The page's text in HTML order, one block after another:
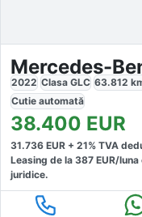
2022 Clasa GLC 63.812
Cutie automată
38.400 EUR
31.736 EUR + 21% TVA
Leasing de la 387 EUR/luna
juridice.